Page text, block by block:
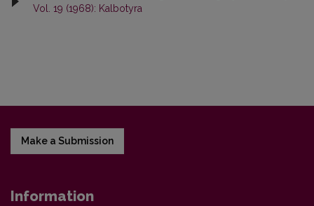
Vol. 19 (1968): Kalbotyra
Make a Submission
Information